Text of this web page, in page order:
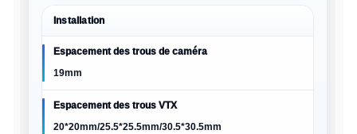
Installation
Espacement des trous de caméra
19mm
Espacement des trous VTX
20*20mm/25.5*25.5mm/30.5*30.5mm